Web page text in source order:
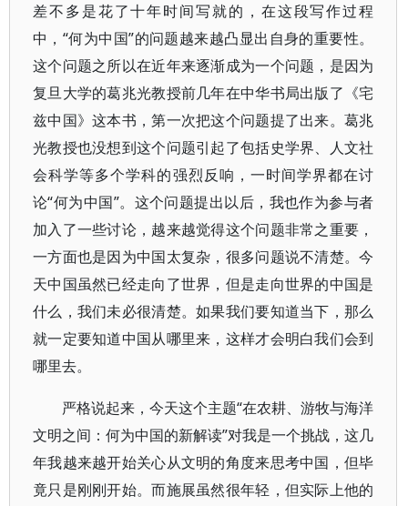
差不多是花了十年时间写就的，在这段写作过程
中，“何为中国”的问题越来越凸显出自身的重要性。
这个问题之所以在近年来逐渐成为一个问题，是因为
复旦大学的葛兆光教授前几年在中华书局出版了《宅
兹中国》这本书，第一次把这个问题提了出来。葛兆
光教授也没想到这个问题引起了包括史学界、人文社
会科学等多个学科的强烈反响，一时间学界都在讨
论“何为中国”。这个问题提出以后，我也作为参与者
加入了一些讨论，越来越觉得这个问题非常之重要，
一方面也是因为中国太复杂，很多问题说不清楚。今
天中国虽然已经走向了世界，但是走向世界的中国是
什么，我们未必很清楚。如果我们要知道当下，那么
就一定要知道中国从哪里来，这样才会明白我们会到
哪里去。
严格说起来，今天这个主题“在农耕、游牧与海洋
文明之间：何为中国的新解读”对我是一个挑战，这几
年我越来越开始关心从文明的角度来思考中国，但毕
竟只是刚刚开始。而施展虽然很年轻，但实际上他的